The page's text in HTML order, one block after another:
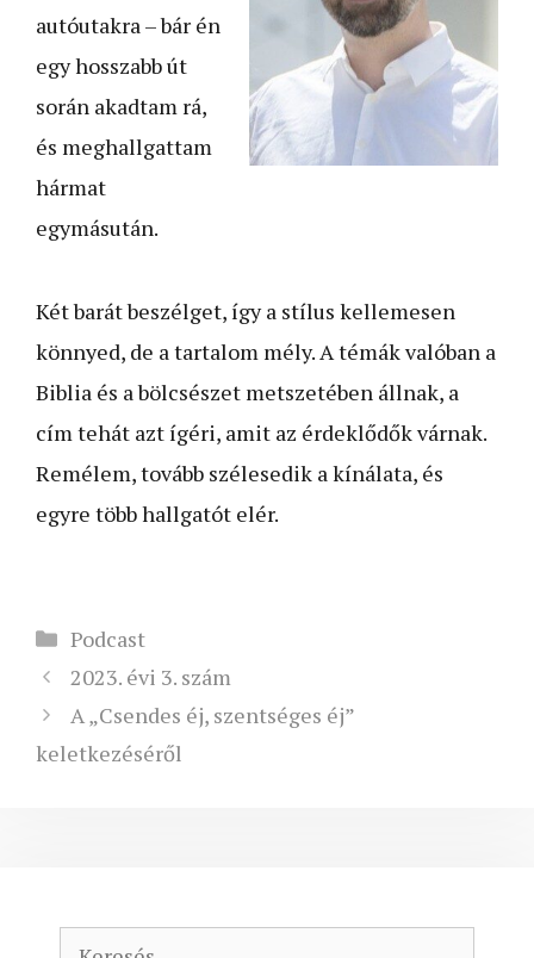
autóutakra – bár én
egy hosszabb út
során akadtam rá,
és meghallgattam
hármat
egymásután.
Két barát beszélget, így a stílus kellemesen
könnyed, de a tartalom mély. A témák valóban a
Biblia és a bölcsészet metszetében állnak, a
cím tehát azt ígéri, amit az érdeklődők várnak.
Remélem, tovább szélesedik a kínálata, és
egyre több hallgatót elér.
Kategória
Podcast
2023. évi 3. szám
A „Csendes éj, szentséges éj”
keletkezéséről
Keresés: